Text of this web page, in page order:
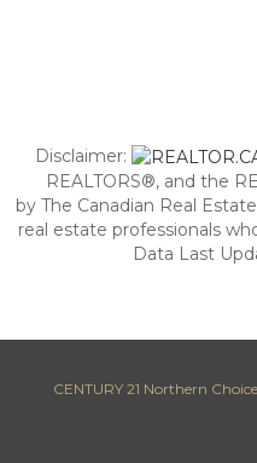
Disclaimer:
REALTORS®, and the
by The Canadian Real
real estate professionals
Data Last
CENTURY 21 Northern